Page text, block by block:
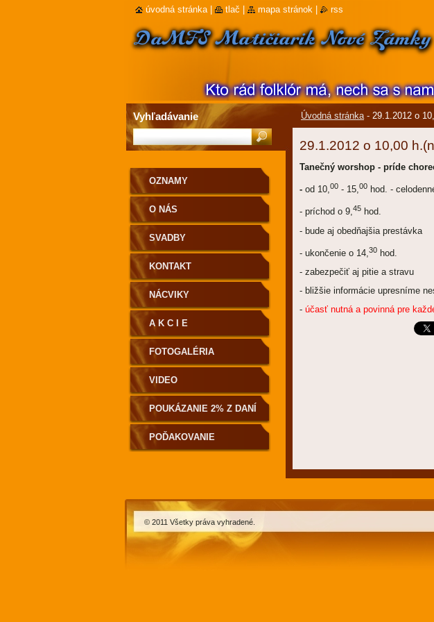
Úvodná stránka - 29.1.2012 o
29.1.2012 o 10,00
Tanečný worshop - príde
- od 10,00 - 15,00 hod. -
- príchod o 9,45 hod.
- bude aj obedňajšia prestávka
- ukončenie o 14, 30 hod.
- zabezpečiť aj pitie a stravu
- bližšie informácie upresníme
- účasť nutná a povinná pre
OZNAMY
O NÁS
SVADBY
KONTAKT
NÁCVIKY
A K C I E
FOTOGALÉRIA
VIDEO
POUKÁZANIE 2% Z DANÍ
POĎAKOVANIE
Vyhľadávanie
úvodná stránka tlač mapa stránok rss
© 2011 Všetky práva vyhradené.